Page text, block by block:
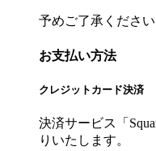
予めご了承ください
お支払い方法
クレジットカード決済
決済サービス「
りいたします。